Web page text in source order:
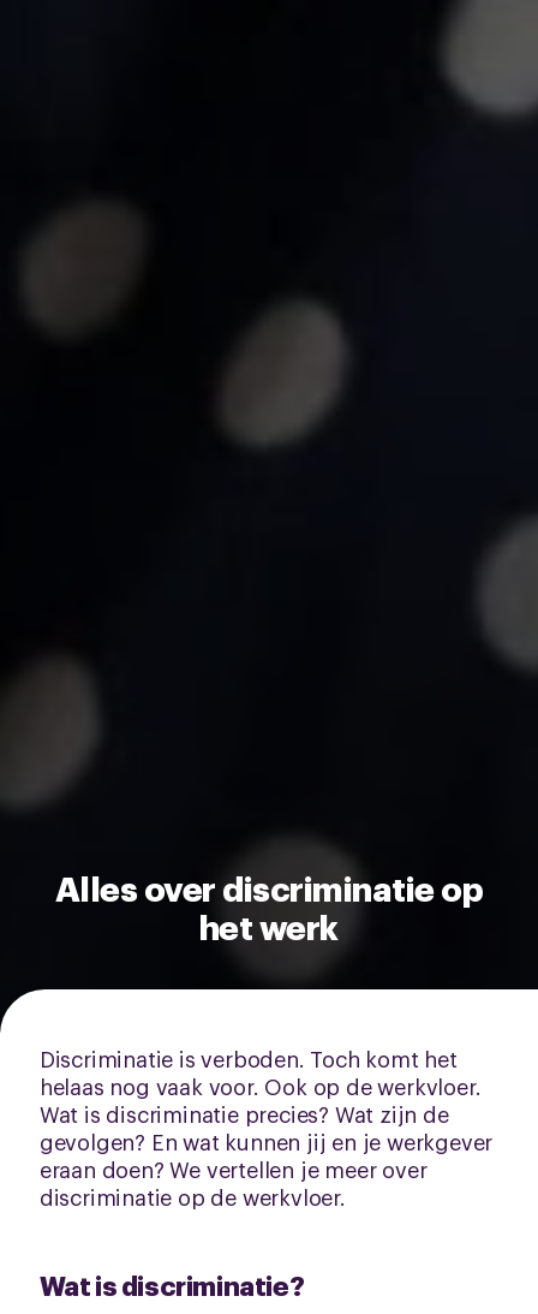
Alles over discriminatie op
het werk
Discriminatie is verboden. Toch komt het
helaas nog vaak voor. Ook op de werkvloer.
Wat is discriminatie precies? Wat zijn de
gevolgen? En wat kunnen jij en je werkgever
eraan doen? We vertellen je meer over
discriminatie op de werkvloer.
Wat is discriminatie?